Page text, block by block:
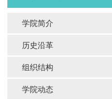
学院简介
历史沿革
组织结构
学院动态